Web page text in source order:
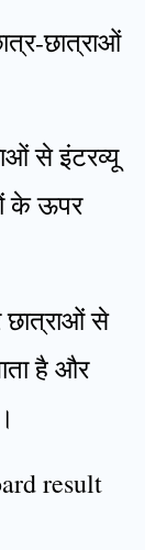
छात्राओं
से इंटरव्यू
के ऊपर
छात्राओं से
है और
result